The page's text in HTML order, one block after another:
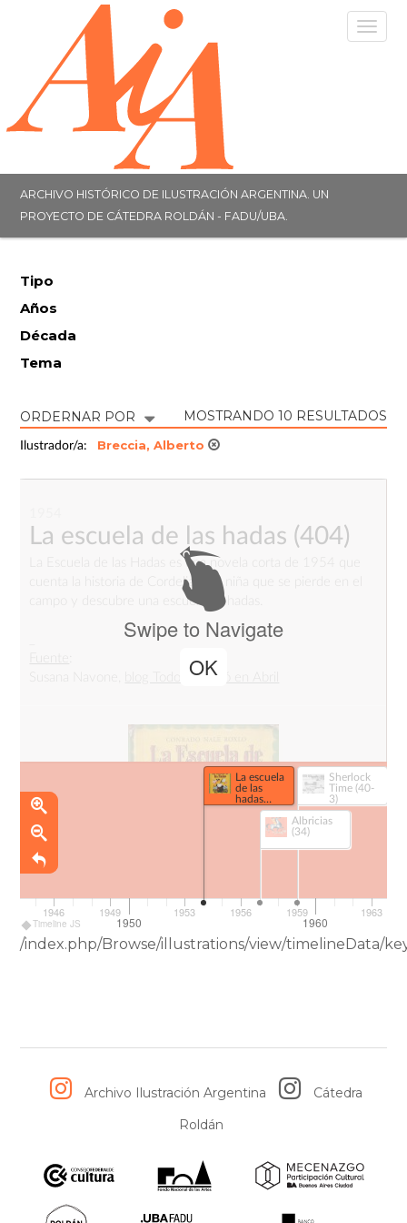
ARCHIVO HISTÓRICO DE ILUSTRACIÓN ARGENTINA. UN
PROYECTO DE CÁTEDRA ROLDÁN - FADU/UBA.
Tipo
Años
Década
Tema
ORDERNAR POR MOSTRANDO 10 RESULTADOS
Ilustrador/a: Breccia, Alberto
La escuela de las hadas (404)
La Escuela de las Hadas es una novela corta de 1954 que
cuenta la historia de Cordelia, una niña que se pierde en el
campo y descubre una escuela de hadas.
blog Todo empezó en Abril
Swipe to Navigate
OK
Timeline JS
La escuela
de las
hadas
(404)
Albricias
(34)
Sherlock
Time (40-
3)
1950 1960
1946 1949 1953 1956 1959 1963
/index.php/Browse/illustrations/view/timelineData/
Archivo Ilustración Argentina
Cátedra
Roldán